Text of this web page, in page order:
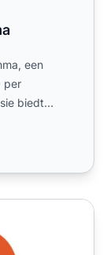
een
per
biedt